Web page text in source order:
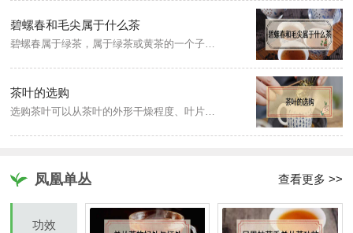
碧螺春和毛尖属于什么茶
茶叶的选购
凤凰单丛 查看更多 >>
功效